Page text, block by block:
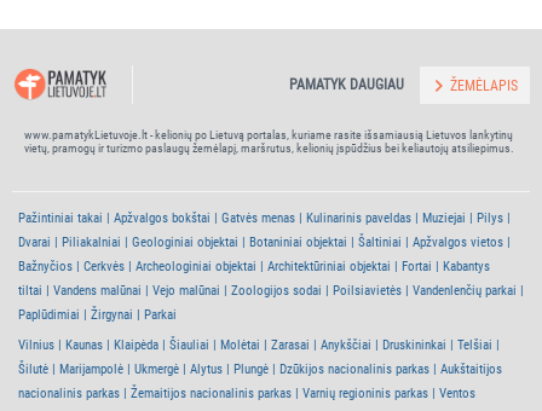
www.pamatykLietuvoje.lt - kelionių po Lietuvą portalas, kuriame rasite išsamiausią Lietuvos lankytinų
vietų, pramogų ir turizmo paslaugų žemėlapį, maršrutus, kelionių įspūdžius bei keliautojų atsiliepimus.
PAMATYK DAUGIAU ŽEMĖLAPIS
Pažintiniai takai Apžvalgos bokštai Gatvės menas Kulinarinis paveldas Muziejai
Pilys
Dvarai
Piliakalniai Geologiniai objektai Botaniniai objektai Šaltiniai
Apžvalgos vietos
Bažnyčios
Cerkvės Archeologiniai objektai Architektūriniai objektai Fortai
Kabantys
tiltai
Vandens malūnai Vejo malūnai Zoologijos sodai Poilsiavietės
Vandenlenčių parkai
Paplūdimiai
Žirgynai
Parkai
Vilnius
Kaunas Klaipėda Šiauliai Molėtai Zarasai Anykščiai Druskininkai
Telšiai
Šilutė
Marijampolė Ukmergė Alytus Plungė Dzūkijos nacionalinis parkas
Aukštaitijos
nacionalinis parkas
Žemaitijos nacionalinis parkas Varnių regioninis parkas
Ventos